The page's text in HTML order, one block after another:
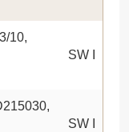
10,
SW I
SW I